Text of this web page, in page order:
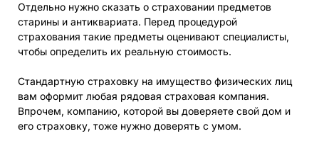
Отдельно нужно сказать о страховании предметов
старины и антиквариата. Перед процедурой
страхования такие предметы оценивают специалисты,
чтобы определить их реальную стоимость.
Стандартную страховку на имущество физических лиц
вам оформит любая рядовая страховая компания.
Впрочем, компанию, которой вы доверяете свой дом и
его страховку, тоже нужно доверять с умом.